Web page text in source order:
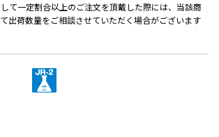
て一定割合以上のご注文を頂戴した際には、当該商
出荷数量をご相談させていただく場合がございます